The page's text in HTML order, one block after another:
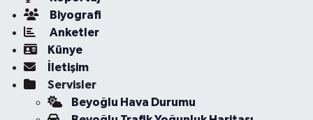
Biyografi
Anketler
Künye
İletişim
Servisler
Beyoğlu Hava Durumu